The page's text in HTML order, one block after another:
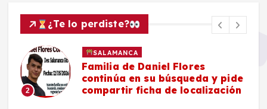
¿Te lo perdiste?
2
SALAMANCA
Familia de Daniel Flores
continúa en su búsqueda y pide
compartir ficha de localización